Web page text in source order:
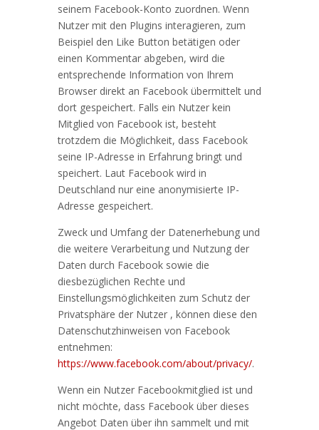
seinem Facebook-Konto zuordnen. Wenn
Nutzer mit den Plugins interagieren, zum
Beispiel den Like Button betätigen oder
einen Kommentar abgeben, wird die
entsprechende Information von Ihrem
Browser direkt an Facebook übermittelt und
dort gespeichert. Falls ein Nutzer kein
Mitglied von Facebook ist, besteht
trotzdem die Möglichkeit, dass Facebook
seine IP-Adresse in Erfahrung bringt und
speichert. Laut Facebook wird in
Deutschland nur eine anonymisierte IP-
Adresse gespeichert.
Zweck und Umfang der Datenerhebung und
die weitere Verarbeitung und Nutzung der
Daten durch Facebook sowie die
diesbezüglichen Rechte und
Einstellungsmöglichkeiten zum Schutz der
Privatsphäre der Nutzer , können diese den
Datenschutzhinweisen von Facebook
entnehmen:
https://www.facebook.com/about/privacy/.
Wenn ein Nutzer Facebookmitglied ist und
nicht möchte, dass Facebook über dieses
Angebot Daten über ihn sammelt und mit